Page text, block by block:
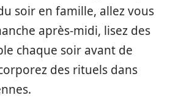
soir en famille, allez vous
après-midi, lisez des
chaque soir avant de
des rituels dans